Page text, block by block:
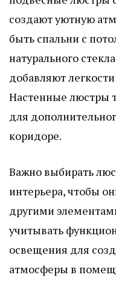
создают уютную
быть спальни с
натурального
добавляют
Настенные люстры
для
коридоре.
Важно выбирать
интерьера, чтобы
другими
учитывать
освещения для
атмосферы в